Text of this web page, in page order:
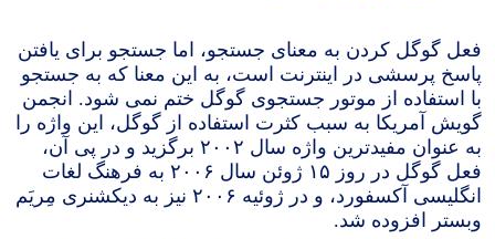
فعل گوگل کردن به معنای جستجو، اما جستجو برای یافتن
پاسخ پرسشی در اینترنت است،‌ به این معنا که به جستجو
با استفاده از موتور جستجوی گوگل ختم نمی شود. انجمن
گویش آمریکا به سبب کثرت استفاده از گوگل، این واژه را
به عنوان مفیدترین واژه سال ۲۰۰۲ برگزید و در پی آن،
فعل گوگل در روز ۱۵ ژوئن سال ۲۰۰۶ به فرهنگ لغات
انگلیسی آکسفورد، و در ژوئیه ۲۰۰۶ نیز به دیکشنری مِریَم
وبستر افزوده شد.